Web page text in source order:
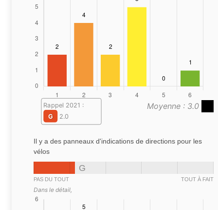
Moyenne : 3.0
Rappel 2021 :
G
2.0
Il y a des panneaux d'indications de directions pour les
vélos
G
PAS DU TOUT TOUT À FAIT
Dans le détail,